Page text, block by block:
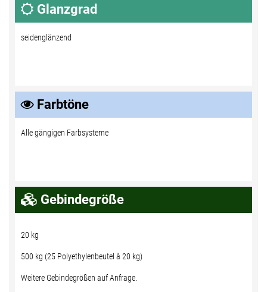
Glanzgrad
seidenglänzend
Farbtöne
Alle gängigen Farbsysteme
Gebindegröße
20 kg
500 kg (25 Polyethylenbeutel à 20 kg)
Weitere Gebindegrößen auf Anfrage.